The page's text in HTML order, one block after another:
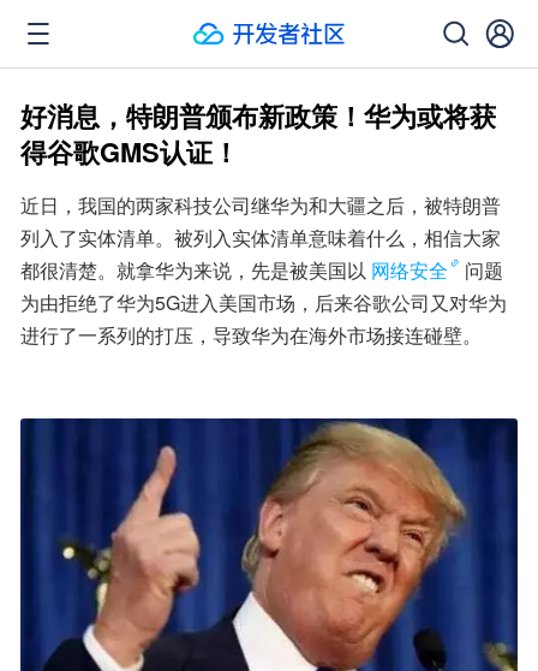
好消息，特朗普颁布新政策！华为或将获
得谷歌GMS认证！
近日，我国的两家科技公司继华为和大疆之后，被特朗普
列入了实体清单。被列入实体清单意味着什么，相信大家
都很清楚。就拿华为来说，先是被美国以 网络安全
问题
为由拒绝了华为5G进入美国市场，后来谷歌公司又对华为
进行了一系列的打压，导致华为在海外市场接连碰壁。